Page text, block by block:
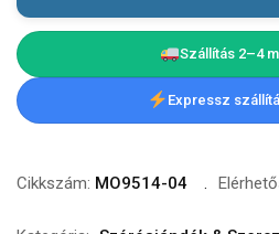
Szállítás 2–4
Expressz
Cikkszám: MO9514-04